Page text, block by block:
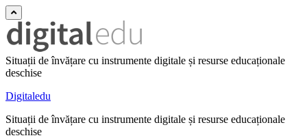
Situații de învățare cu instrumente digitale și resurse educaționale
deschise
Digitaledu
Situații de învățare cu instrumente digitale și resurse educaționale
deschise